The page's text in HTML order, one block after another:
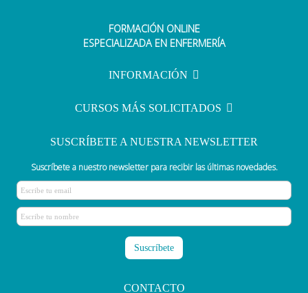
FORMACIÓN ONLINE
ESPECIALIZADA EN ENFERMERÍA
INFORMACIÓN
CURSOS MÁS SOLICITADOS
SUSCRÍBETE A NUESTRA NEWSLETTER
Suscríbete a nuestro newsletter para recibir las últimas novedades.
CONTACTO